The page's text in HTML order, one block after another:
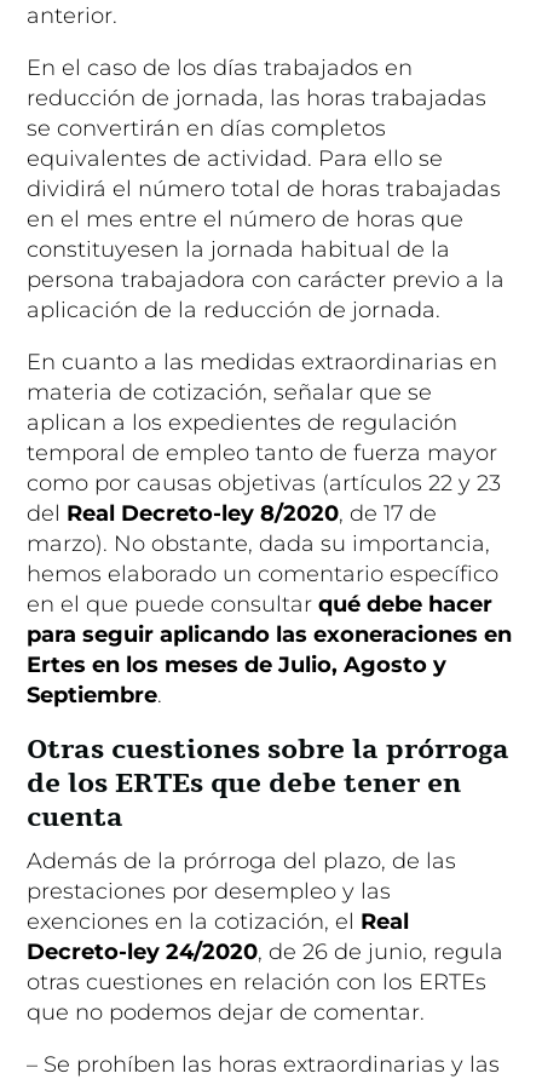
anterior.
En el caso de los días trabajados en
reducción de jornada, las horas trabajadas
se convertirán en días completos
equivalentes de actividad. Para ello se
dividirá el número total de horas trabajadas
en el mes entre el número de horas que
constituyesen la jornada habitual de la
persona trabajadora con carácter previo a la
aplicación de la reducción de jornada.
En cuanto a las medidas extraordinarias en
materia de cotización, señalar que se
aplican a los expedientes de regulación
temporal de empleo tanto de fuerza mayor
como por causas objetivas (artículos 22 y 23
del Real Decreto-ley 8/2020, de 17 de
marzo). No obstante, dada su importancia,
hemos elaborado un comentario específico
en el que puede consultarqué debe hacer
para seguir aplicando las exoneraciones en
Ertes en los meses de Julio, Agosto y
Septiembre.
Otras cuestiones sobre la prórroga
de los ERTEs que debe tener en
cuenta
Además de la prórroga del plazo, de las
prestaciones por desempleo y las
exenciones en la cotización, el Real
Decreto-ley 24/2020, de 26 de junio, regula
otras cuestiones en relación con los ERTEs
que no podemos dejar de comentar.
– Se prohíben las horas extraordinarias y las